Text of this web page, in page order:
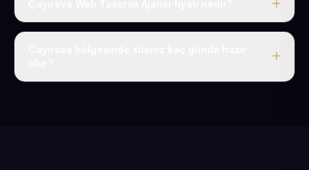
Tek fiyat uygulanır: yıllık 50 USD + KDV. Bu bedele alan